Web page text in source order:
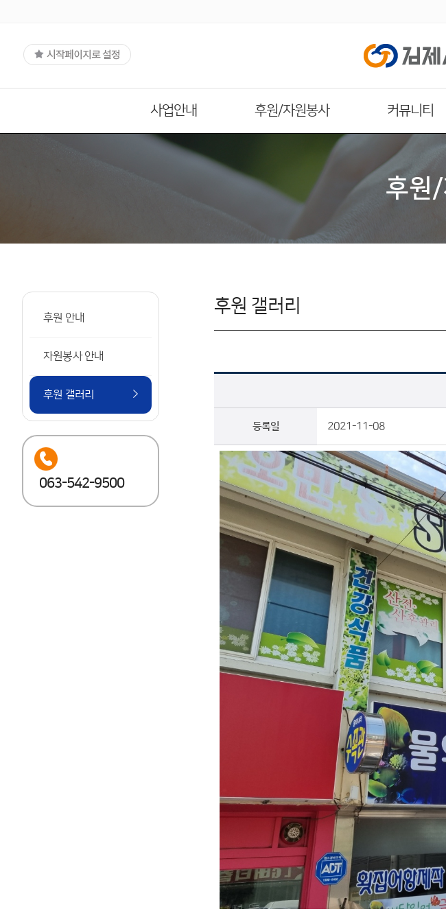
사업안내 후원/자원봉사 커뮤니티
후원
후원 안내
자원봉사 안내
후원 갤러리
063-542-9500
후원 갤러리
등록일 2021-11-08